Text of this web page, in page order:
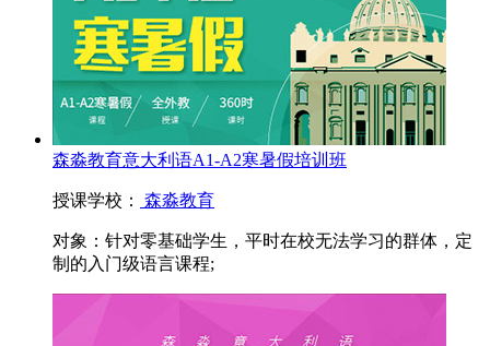
森淼教育意大利语A1-A2寒暑假培训班
授课学校： 森淼教育
对象： 针对零基础学生，平时在校无法学习的群体，定
制的入门级语言课程;